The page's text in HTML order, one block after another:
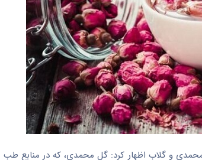
به مناسبت ۲۰ اردیبهشت روز ملی گل محمدی و گلاب اظهار کرد: گل محمدی، که